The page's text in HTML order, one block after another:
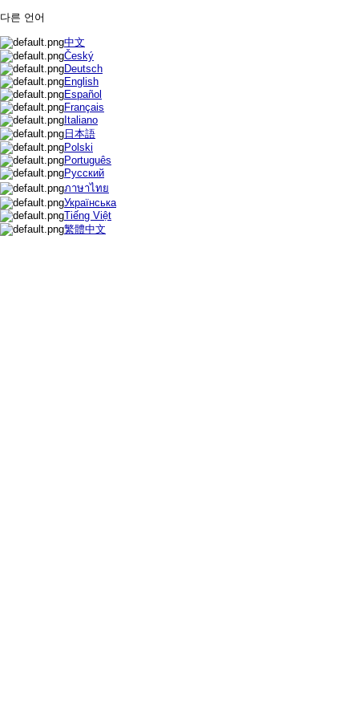
다른 언어
中文
Český
Deutsch
English
Español
Français
Italiano
日本語
Polski
Português
Русский
ภาษาไทย
Українська
Tiếng Việt
繁體中文